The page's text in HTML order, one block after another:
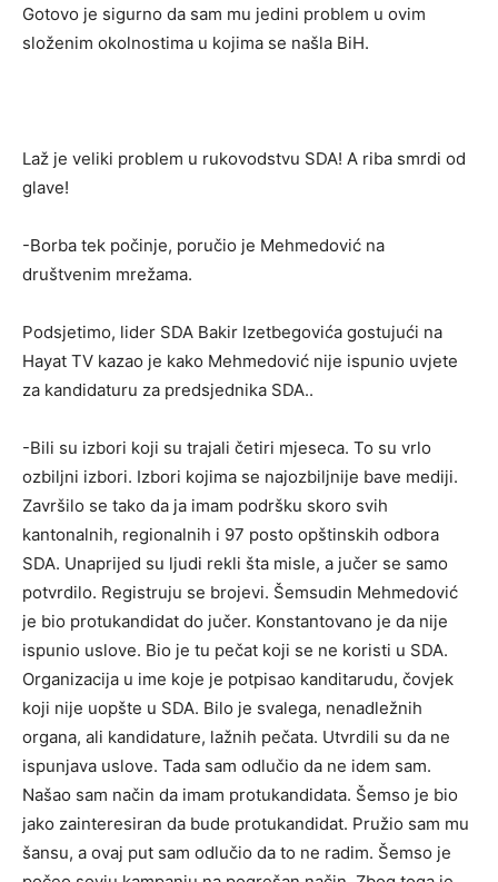
Gotovo je sigurno da sam mu jedini problem u ovim
složenim okolnostima u kojima se našla BiH.
Laž je veliki problem u rukovodstvu SDA! A riba smrdi od
glave!
-Borba tek počinje, poručio je Mehmedović na
društvenim mrežama.
Podsjetimo, lider SDA Bakir Izetbegovića gostujući na
Hayat TV kazao je kako Mehmedović nije ispunio uvjete
za kandidaturu za predsjednika SDA..
-Bili su izbori koji su trajali četiri mjeseca. To su vrlo
ozbiljni izbori. Izbori kojima se najozbiljnije bave mediji.
Završilo se tako da ja imam podršku skoro svih
kantonalnih, regionalnih i 97 posto opštinskih odbora
SDA. Unaprijed su ljudi rekli šta misle, a jučer se samo
potvrdilo. Registruju se brojevi. Šemsudin Mehmedović
je bio protukandidat do jučer. Konstantovano je da nije
ispunio uslove. Bio je tu pečat koji se ne koristi u SDA.
Organizacija u ime koje je potpisao kanditarudu, čovjek
koji nije uopšte u SDA. Bilo je svalega, nenadležnih
organa, ali kandidature, lažnih pečata. Utvrdili su da ne
ispunjava uslove. Tada sam odlučio da ne idem sam.
Našao sam način da imam protukandidata. Šemso je bio
jako zainteresiran da bude protukandidat. Pružio sam mu
šansu, a ovaj put sam odlučio da to ne radim. Šemso je